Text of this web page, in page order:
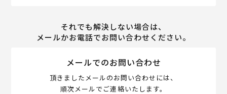
それでも解決しない場合は、
メールかお電話でお問い合わせください。
メールでのお問い合わせ
頂きましたメールのお問い合わせには、
順次メールでご連絡いたします。